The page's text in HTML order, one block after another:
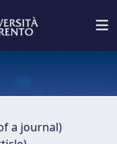
a journal)